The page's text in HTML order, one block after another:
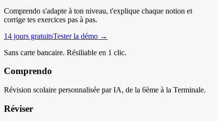
Comprendo s'adapte à ton niveau, t'explique chaque notion et
corrige tes exercices pas à pas.
14 jours gratuitsTester la démo →
Sans carte bancaire. Résiliable en 1 clic.
Comprendo
Révision scolaire personnalisée par IA, de la 6ème à la Terminale.
Réviser